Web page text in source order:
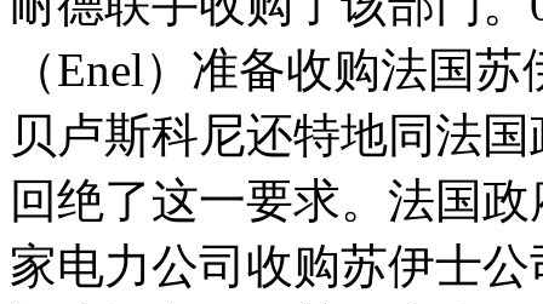
（Enel）准备收购法国
贝卢斯科尼还特地同法
回绝了这一要求。法国
家电力公司收购苏伊士